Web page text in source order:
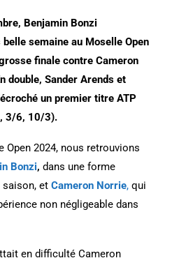
Benjamin Bonzi
semaine au Moselle Open
finale contre Cameron
double, Sander Arends et
un premier titre ATP
3/6, 10/3).
Open 2024, nous retrouvions
Bonzi, dans une forme
saison, et Cameron Norrie,qui
non négligeable dans
en difficulté Cameron